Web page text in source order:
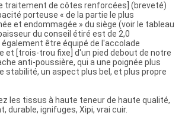
traitement de côtes renforcées] (breveté)
porteuse « de la partie le plus
et endommagée » du siège (voir le tableau
du conseil étiré est de 2,0
être équipé de l'accolade
et [trois-trou fixe] d'un pied debout de notre
anti-poussière, qui a une poignée plus
stabilité, un aspect plus bel, et plus propre
les tissus à haute teneur de haute qualité,
durable, ignifuges, Xipi, vrai cuir.